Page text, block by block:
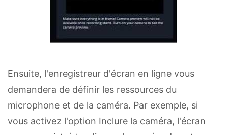
Ensuite, l'enregistreur d'écran en ligne vous
demandera de définir les ressources du
microphone et de la caméra. Par exemple, si
vous activez l'option Inclure la caméra, l'écran